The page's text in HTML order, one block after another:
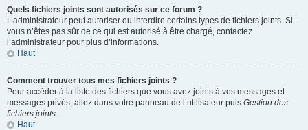
Quels fichiers joints sont autorisés sur ce forum ?
L’administrateur peut autoriser ou interdire certains types de fichiers joints. Si
vous n’êtes pas sûr de ce qui est autorisé à être chargé, contactez
l’administrateur pour plus d’informations.
Haut
Comment trouver tous mes fichiers joints ?
Pour accéder à la liste des fichiers que vous avez joints à vos messages et
messages privés, allez dans votre panneau de l’utilisateur puis Gestion des
fichiers joints.
Haut